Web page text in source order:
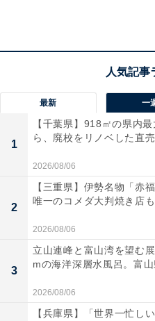
第2位：吾峠呼世晴『鬼
鬼殺隊見聞録・弐』
最新 一
1
【千葉県】918㎡の県内
ら、廃校をリノベした直
2026/08/06
2
【三重県】伊勢名物「赤
唯一のコメダ大判焼き店
2026/08/06
3
立山連峰と富山湾を望む
mの海洋深層水風呂。富山
2026/08/06
【兵庫県】「世界一忙し